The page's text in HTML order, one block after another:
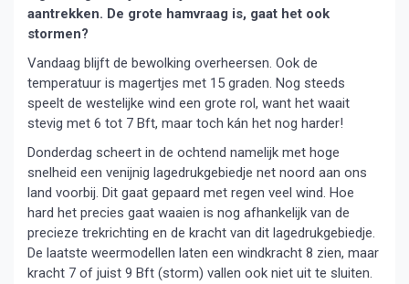
aantrekken. De grote hamvraag is, gaat het ook
stormen?
Vandaag blijft de bewolking overheersen. Ook de
temperatuur is magertjes met 15 graden. Nog steeds
speelt de westelijke wind een grote rol, want het waait
stevig met 6 tot 7 Bft, maar toch kán het nog harder!
Donderdag scheert in de ochtend namelijk met hoge
snelheid een venijnig lagedrukgebiedje net noord aan ons
land voorbij. Dit gaat gepaard met regen veel wind. Hoe
hard het precies gaat waaien is nog afhankelijk van de
precieze trekrichting en de kracht van dit lagedrukgebiedje.
De laatste weermodellen laten een windkracht 8 zien, maar
kracht 7 of juist 9 Bft (storm) vallen ook niet uit te sluiten.